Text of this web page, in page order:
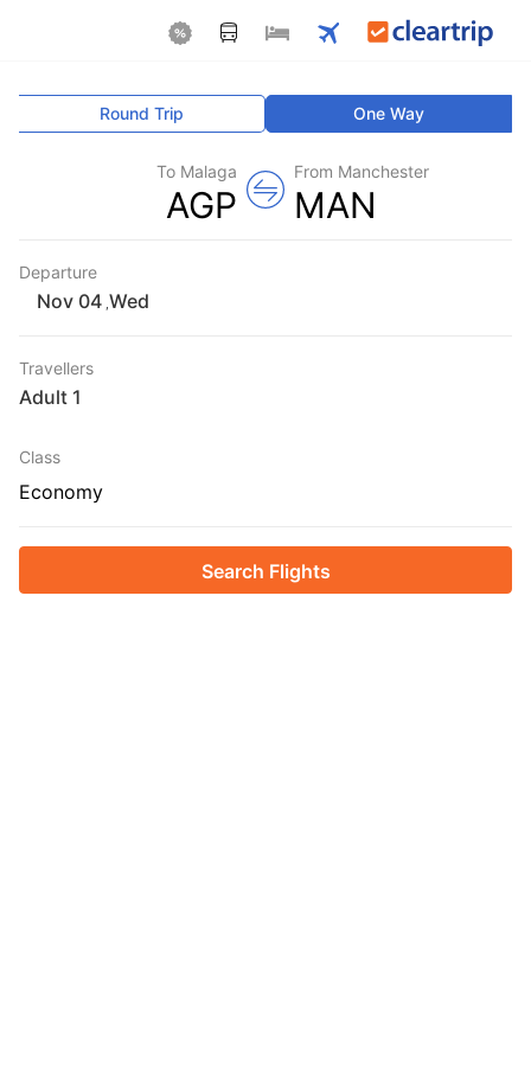
One Way
Round Trip
From Manchester
MAN
To Malaga
AGP
Departure
Wed
Travellers
1 Adult
Class
Economy